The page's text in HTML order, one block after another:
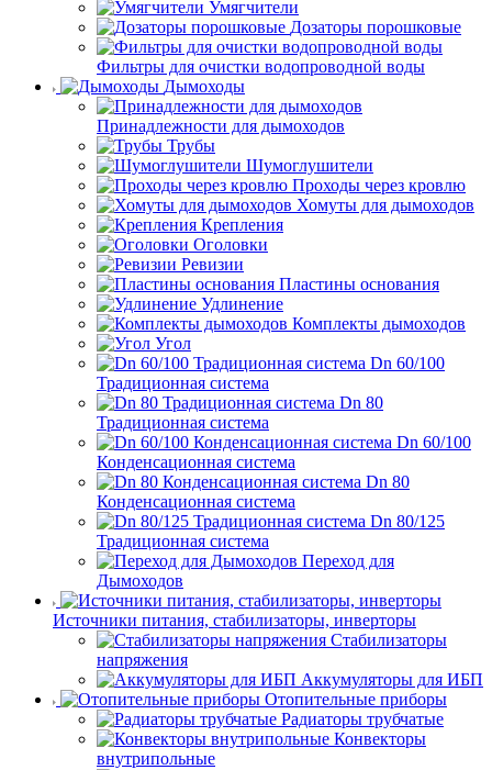
Умягчители
Дозаторы порошковые
Фильтры для очистки водопроводной воды
Дымоходы
Принадлежности для дымоходов
Трубы
Шумоглушители
Проходы через кровлю
Хомуты для дымоходов
Крепления
Оголовки
Ревизии
Пластины основания
Удлинение
Комплекты дымоходов
Угол
Dn 60/100
Традиционная система
Dn 80
Традиционная система
Dn 60/100
Конденсационная система
Dn 80
Конденсационная система
Dn 80/125
Традиционная система
Переход для
Дымоходов
Источники питания, стабилизаторы, инверторы
Стабилизаторы
напряжения
Аккумуляторы для ИБП
Отопительные приборы
Радиаторы трубчатые
Конвекторы
внутрипольные